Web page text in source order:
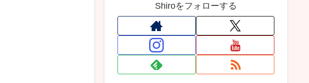
Shiroをフォローする